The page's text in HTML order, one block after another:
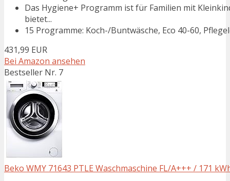
Das Hygiene+ Programm ist für Familien mit
bietet...
15 Programme: Koch-/Buntwäsche, Eco 40-60,
431,99 EUR
Bei Amazon ansehen
Bestseller Nr. 7
Beko WMY 71643 PTLE Waschmaschine FL/A+++ / 171